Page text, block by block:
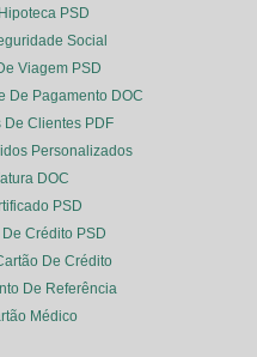
PSD
Social
Viagem PSD
De Pagamento DOC
De Clientes PDF
Personalizados
DOC
PSD
Crédito PSD
De Crédito
De Referência
Médico